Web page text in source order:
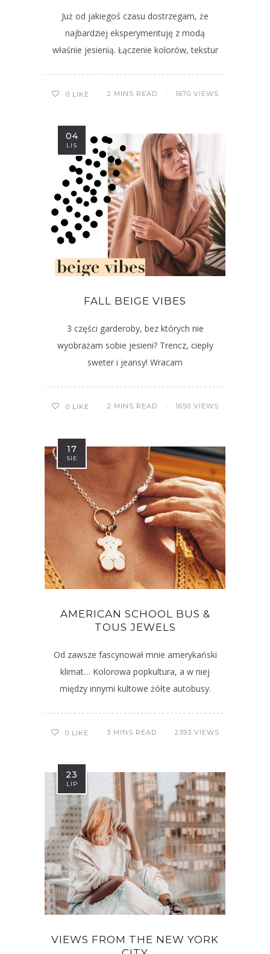
Już od jakiegoś czasu dostrzegam, że
najbardziej eksperymentuję z modą
właśnie jesienią. Łączenie kolorów, tekstur
0 LIKE 2 MINS READ 1670 VIEWS
04
LIS
FALL BEIGE VIBES
3 części garderoby, bez których nie
wyobrażam sobie jesieni? Trencz, ciepły
sweter i jeansy! Wracam
0 LIKE 2 MINS READ 1650 VIEWS
17
SIE
AMERICAN SCHOOL BUS &
TOUS JEWELS
Od zawsze fascynował mnie amerykański
klimat… Kolorowa popkultura, a w niej
między innymi kultowe żółte autobusy.
0 LIKE 3 MINS READ 2393 VIEWS
23
LIP
VIEWS FROM THE NEW YORK